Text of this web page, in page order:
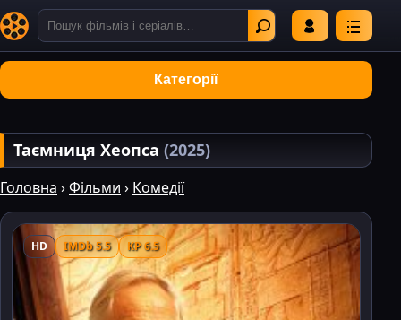
Категорії
Таємниця Хеопса (2025)
Головна ›Фільми › Комедії
HD IMDb 5.5 KP 6.5